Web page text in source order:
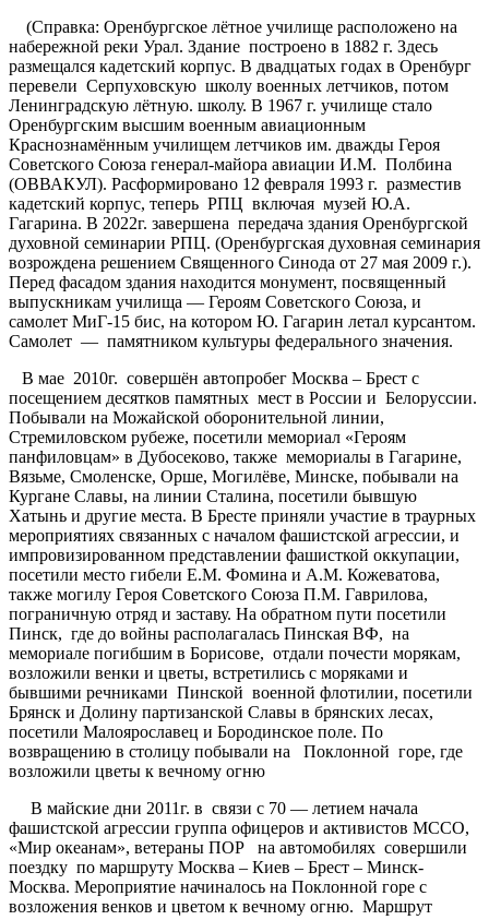
(Справка: Оренбургское лётное училище расположено на
набережной реки Урал. Здание построено в 1882 г. Здесь
размещался кадетский корпус. В двадцатых годах в Оренбург
перевели Серпуховскую школу военных летчиков, потом
Ленинградскую лётную. школу. В 1967 г. училище стало
Оренбургским высшим военным авиационным
Краснознамённым училищем летчиков им. дважды Героя
Советского Союза генерал-майора авиации И.М. Полбина
(ОВВАКУЛ). Расформировано 12 февраля 1993 г. разместив
кадетский корпус, теперь РПЦ включая музей Ю.А.
Гагарина. В 2022г. завершена передача здания Оренбургской
духовной семинарии РПЦ. (Оренбургская духовная семинария
возрождена решением Священного Синода от 27 мая 2009 г.).
Перед фасадом здания находится монумент, посвященный
выпускникам училища — Героям Советского Союза, и
самолет МиГ-15 бис, на котором Ю. Гагарин летал курсантом.
Самолет — памятником культуры федерального значения.
В мае 2010г. совершён автопробег Москва – Брест с
посещением десятков памятных мест в России и Белоруссии.
Побывали на Можайской оборонительной линии,
Стремиловском рубеже, посетили мемориал «Героям
панфиловцам» в Дубосеково, также мемориалы в Гагарине,
Вязьме, Смоленске, Орше, Могилёве, Минске, побывали на
Кургане Славы, на линии Сталина, посетили бывшую
Хатынь и другие места. В Бресте приняли участие в траурных
мероприятиях связанных с началом фашистской агрессии, и
импровизированном представлении фашисткой оккупации,
посетили место гибели Е.М. Фомина и А.М. Кожеватова,
также могилу Героя Советского Союза П.М. Гаврилова,
пограничную отряд и заставу. На обратном пути посетили
Пинск, где до войны располагалась Пинская ВФ, на
мемориале погибшим в Борисове, отдали почести морякам,
возложили венки и цветы, встретились с моряками и
бывшими речниками Пинской военной флотилии, посетили
Брянск и Долину партизанской Славы в брянских лесах,
посетили Малоярославец и Бородинское поле. По
возвращению в столицу побывали на Поклонной горе, где
возложили цветы к вечному огню
В майские дни 2011г. в связи с 70 — летием начала
фашистской агрессии группа офицеров и активистов МССО,
«Мир океанам», ветераны ПОР на автомобилях совершили
поездку по маршруту Москва – Киев – Брест – Минск-
Москва. Мероприятие начиналось на Поклонной горе с
возложения венков и цветом к вечному огню. Маршрут